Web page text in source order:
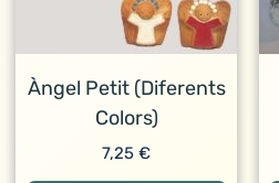
Àngel Petit (Diferents
Colors)
7,25€